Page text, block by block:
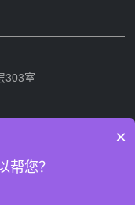
303室
培训一站式服务网站，提
×
帮您？